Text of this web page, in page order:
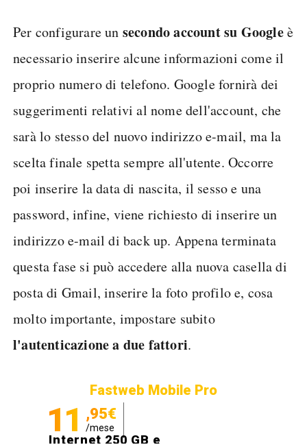
Per configurare un secondo account su Googleè
necessario inserire alcune informazioni come il
proprio numero di telefono. Google fornirà dei
suggerimenti relativi al nome dell'account, che
sarà lo stesso del nuovo indirizzo e-mail, ma la
scelta finale spetta sempre all'utente. Occorre
poi inserire la data di nascita, il sesso e una
password, infine, viene richiesto di inserire un
indirizzo e-mail di back up. Appena terminata
questa fase si può accedere alla nuova casella di
posta di Gmail, inserire la foto profilo e, cosa
molto importante, impostare subito
l'autenticazione a due fattori.
Fastweb Mobile Pro
11 ,95€
/mese
Internet 250 GB e